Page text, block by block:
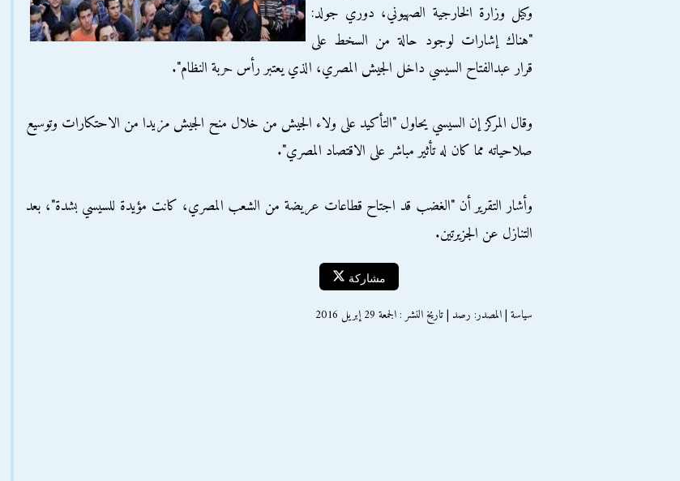
وكيل وزارة الخارجية الصهيوني، دوري جولد:
"هناك إشارات لوجود حالة من السخط على
قرار عبدالفتاح السيسي داخل الجيش المصري، الذي يعتبر رأس حربة النظام".
وقال المركز إن السيسي يحاول "التأكيد على ولاء الجيش من خلال منح الجيش مزيدا من الاحتكارات وتوسيع
صلاحياته مما كان له تأثير مباشر على الاقتصاد المصري".
وأشار التقرير أن "الغضب قد اجتاح قطاعات عريضة من الشعب المصري، كانت مؤيدة للسيسي بشدة"، بعد
التنازل عن الجزيرتين.
مشاركة
سياسة | المصدر: رصد | تاريخ النشر : الجمعة 29 إبريل 2016